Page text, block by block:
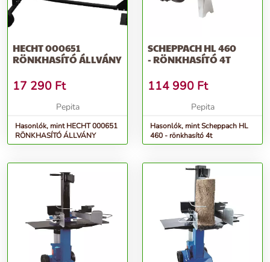
HECHT 000651
RÖNKHASÍTÓ ÁLLVÁNY
17 290 Ft
Pepita
Hasonlók, mint HECHT 000651
RÖNKHASÍTÓ ÁLLVÁNY
SCHEPPACH HL 460
- RÖNKHASÍTÓ 4T
114 990 Ft
Pepita
Hasonlók, mint Scheppach HL
460 - rönkhasító 4t